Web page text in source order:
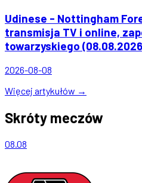
Udinese - Nottingham
transmisja TV i online,
towarzyskiego
2026-08-08
Więcej artykułów →
Skróty meczów
08.08